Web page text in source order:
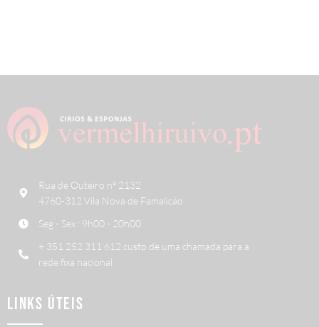
Rua de Outeiro nº 2132
4760-312 Vila Nova de Famalicão
Seg - Sex : 9h00 - 20h00
+ 351 252 311 612 custo de uma chamada para a
rede fixa nacional
LINKS ÚTEIS